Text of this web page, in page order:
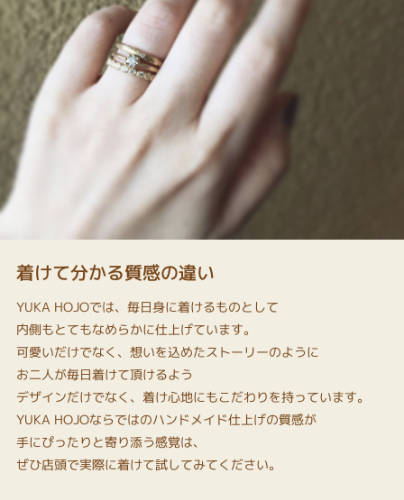
着けて分かる質感の違い
YUKA HOJOでは、毎日身に着けるものとして
内側もとてもなめらかに仕上げています。
可愛いだけでなく、想いを込めたストーリーのように
お二人が毎日着けて頂けるよう
デザインだけでなく、着け心地にもこだわりを持っています。
YUKA HOJOならではのハンドメイド仕上げの質感が
手にぴったりと寄り添う感覚は、
ぜひ店頭で実際に着けて試してみてください。